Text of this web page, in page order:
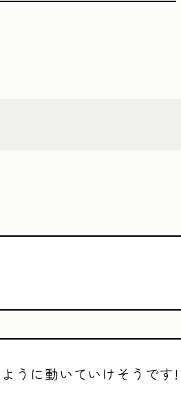
うに動いていけそうです!